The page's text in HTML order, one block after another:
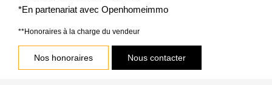
*En partenariat avec Openhomeimmo
**Honoraires à la charge du vendeur
Nos honoraires Nous contacter